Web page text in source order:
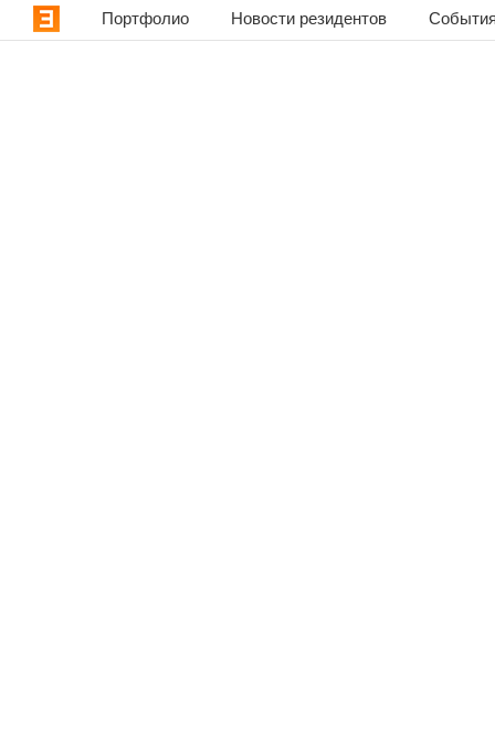
Портфолио Новости резидентов